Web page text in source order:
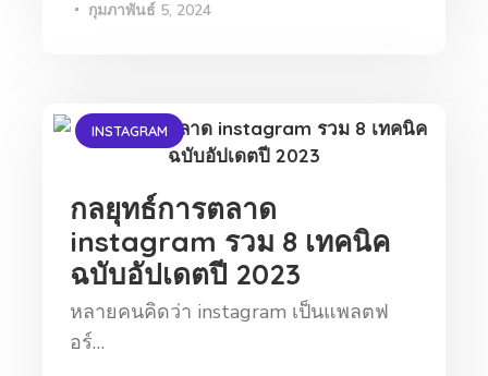
กุมภาพันธ์ 5, 2024
INSTAGRAM
กลยุทธ์การตลาด
instagram รวม 8 เทคนิค
ฉบับอัปเดตปี 2023
หลายคนคิดว่า instagram เป็นแพลตฟ
อร์…